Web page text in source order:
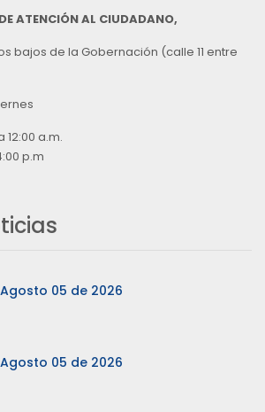
ATENCIÓN AL CIUDADANO,
bajos de la Gobernación (calle 11 entre
12:00 a.m.
p.m
05 de 2026
05 de 2026